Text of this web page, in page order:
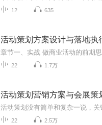
12 635
活动策划方案设计与落地执
22 1.7万
活动策划营销方案与会展策
22 2.5万